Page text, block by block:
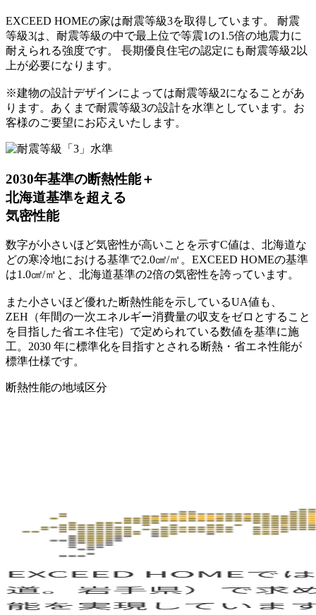
EXCEED HOMEの家は耐震等級3を取得しています。 耐震
等級3は、 耐震等級の中で最上位で等震1の1.5倍の地震力に
耐えられる強度です。 長期優良住宅の認定にも耐震等級2以
上が必要になります。
※建物の設計デザインによっては耐震等級2になることがあ
ります。あくまで耐震等級3の設計を水準としています。お
客様のご要望にお応えいたします。
2030年基準の断熱性能＋
北海道基準を超える
気密性能
数字が小さいほど気密性が高いことを示すC値は、北海道な
どの寒冷地における基準で2.0㎠/㎡。EXCEED HOMEの基準
は1.0㎠/㎡と、 北海道基準の2倍の気密性を誇っています。
また小さいほど優れた断熱性能を示しているUA値も、
ZEH（年間の一次エネルギー消費量の収支をゼロとすること
を目指した省エネ住宅）で定められている数値を基準に施
工。 2030 年に標準化を目指すとされる断熱・省エネ性能が
標準仕様です。
断熱性能の地域区分